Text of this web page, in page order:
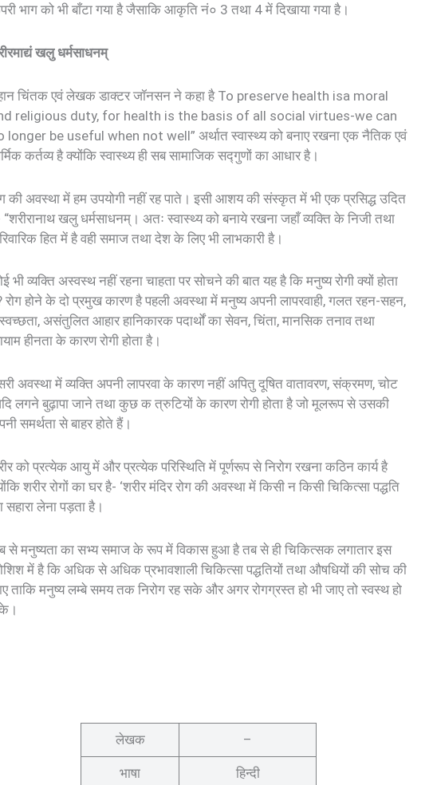
भाग को भी बाँटा गया है जैसाकि आकृति नं० 3 तथा 4 में दिखाया गया है।
खलु धर्मसाधनम्
चिंतक एवं लेखक डाक्टर जॉनसन ने कहा है To preserve health isa moral
religious duty, for health is the basis of all social virtues-we can
longer be useful when not well” अर्थात स्वास्थ्य को बनाए रखना एक नैतिक एवं
कर्तव्य है क्योंकि स्वास्थ्य ही सब सामाजिक सद्गुणों का आधार है।
की अवस्था में हम उपयोगी नहीं रह पाते। इसी आशय की संस्कृत में भी एक प्रसिद्ध उदित
“शरीरानाथ खलु धर्मसाधनम्। अतः स्वास्थ्य को बनाये रखना जहाँ व्यक्ति के निजी तथा
हित में है वही समाज तथा देश के लिए भी लाभकारी है।
भी व्यक्ति अस्वस्थ नहीं रहना चाहता पर सोचने की बात यह है कि मनुष्य रोगी क्यों होता
रोग होने के दो प्रमुख कारण है पहली अवस्था में मनुष्य अपनी लापरवाही, गलत रहन-सहन,
असंतुलित आहार हानिकारक पदार्थों का सेवन, चिंता, मानसिक तनाव तथा
हीनता के कारण रोगी होता है।
अवस्था में व्यक्ति अपनी लापरवा के कारण नहीं अपितु दूषित वातावरण, संक्रमण, चोट
लगने बुढ़ापा जाने तथा कुछ क त्रुटियों के कारण रोगी होता है जो मूलरूप से उसकी
समर्थता से बाहर होते हैं।
को प्रत्येक आयु में और प्रत्येक परिस्थिति में पूर्णरूप से निरोग रखना कठिन कार्य है
शरीर रोगों का घर है- ‘शरीर मंदिर रोग की अवस्था में किसी न किसी चिकित्सा पद्धति
सहारा लेना पड़ता है।
से मनुष्यता का सभ्य समाज के रूप में विकास हुआ है तब से ही चिकित्सक लगातार इस
में है कि अधिक से अधिक प्रभावशाली चिकित्सा पद्धतियों तथा औषधियों की सोच की
ताकि मनुष्य लम्बे समय तक निरोग रह सके और अगर रोगग्रस्त हो भी जाए तो स्वस्थ हो
लेखक –
भाषा हिन्दी